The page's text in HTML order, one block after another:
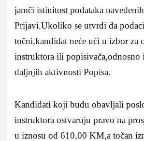
jamči istinitost podataka
Prijavi.Ukoliko se utvrdi da
točni,kandidat neće ući u izbor za
instruktora ili popisivača,odnosno
daljnjih aktivnosti Popisa.
Kandidati koji budu obavljali
instruktora ostvaruju pravo na
u iznosu od 610,00 KM,a točan